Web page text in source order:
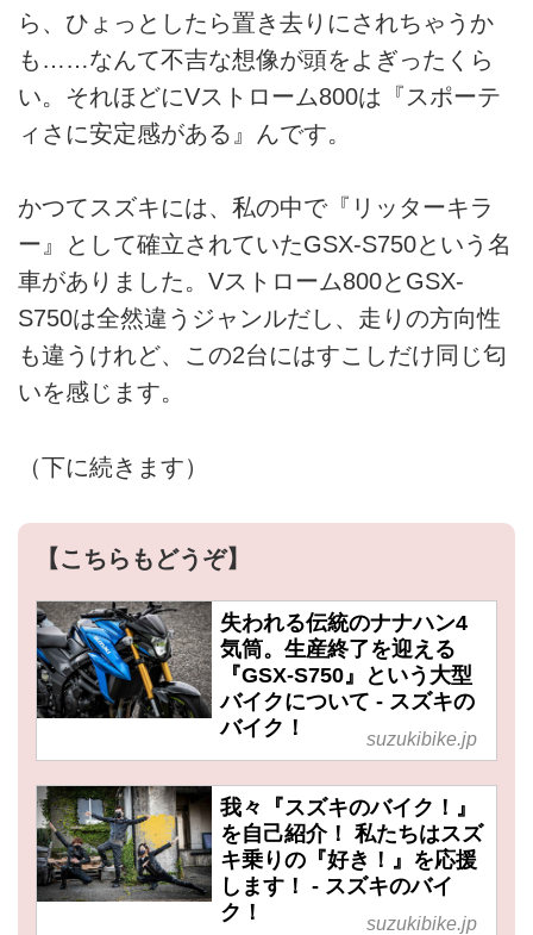
ら、ひょっとしたら置き去りにされちゃうか
も……なんて不吉な想像が頭をよぎったくら
い。それほどにVストローム800は『スポーテ
ィさに安定感がある』んです。
かつてスズキには、私の中で『リッターキラ
ー』として確立されていたGSX-S750という名
車がありました。Vストローム800とGSX-
S750は全然違うジャンルだし、走りの方向性
も違うけれど、この2台にはすこしだけ同じ匂
いを感じます。
（下に続きます）
【こちらもどうぞ】
失われる伝統のナナハン4
気筒。生産終了を迎える
『GSX-S750』という大型
バイクについて - スズキの
バイク！
suzukibike.jp
我々『スズキのバイク！』
を自己紹介！ 私たちはスズ
キ乗りの『好き！』を応援
します！ - スズキのバイ
ク！
suzukibike.jp